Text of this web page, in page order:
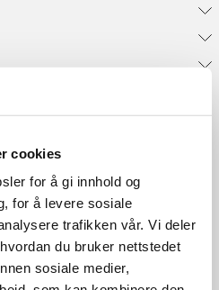
cookies
for å gi innhold og
for å levere sosiale
trafikken vår. Vi deler
du bruker nettstedet
sosiale medier,